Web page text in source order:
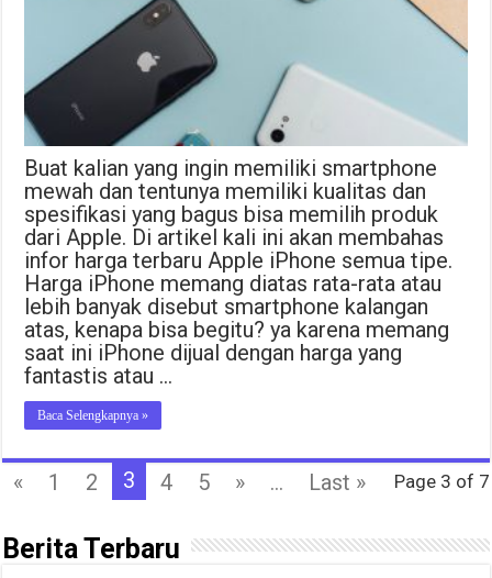
Buat kalian yang ingin memiliki smartphone
mewah dan tentunya memiliki kualitas dan
spesifikasi yang bagus bisa memilih produk
dari Apple. Di artikel kali ini akan membahas
infor harga terbaru Apple iPhone semua tipe.
Harga iPhone memang diatas rata-rata atau
lebih banyak disebut smartphone kalangan
atas, kenapa bisa begitu? ya karena memang
saat ini iPhone dijual dengan harga yang
fantastis atau …
Baca Selengkapnya »
Page 3 of 7
« 1 2 3 4 5 » ... Last »
Berita Terbaru